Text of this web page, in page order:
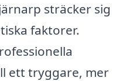
sträcker sig
faktorer.
ett tryggare, mer